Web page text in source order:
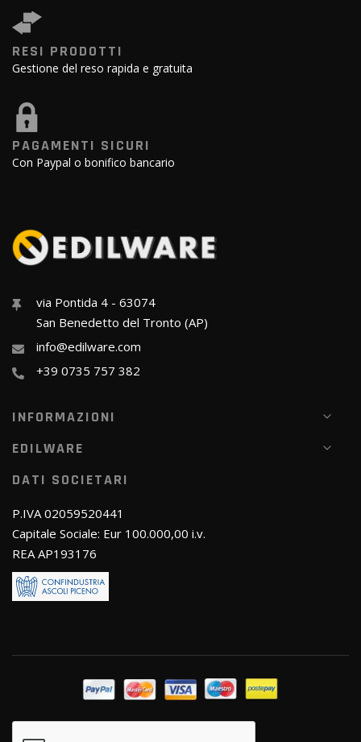
RESI PRODOTTI
Gestione del reso rapida e gratuita
PAGAMENTI SICURI
Con Paypal o bonifico bancario
via Pontida 4 - 63074
San Benedetto del Tronto (AP)
info@edilware.com
+39 0735 757 382
INFORMAZIONI
EDILWARE
DATI SOCIETARI
P.IVA 02059520441
Capitale Sociale: Eur 100.000,00 i.v.
REA AP193176